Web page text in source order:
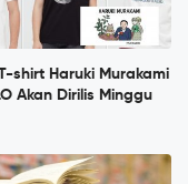
shirt Haruki Murakami
Akan Dirilis Minggu